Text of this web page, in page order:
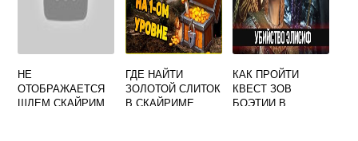
НЕ
ОТОБРАЖАЕТСЯ
ШЛЕМ СКАЙРИМ
ГДЕ НАЙТИ
ЗОЛОТОЙ СЛИТОК
В СКАЙРИМЕ
КАК ПРОЙТИ
КВЕСТ ЗОВ
БОЭТИИ В